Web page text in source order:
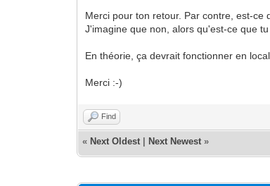
Merci pour ton retour. Par contre, est-ce
J'imagine que non, alors qu'est-ce que
En théorie, ça devrait fonctionner en
Merci :-)
Find
« Next Oldest Next Newest »